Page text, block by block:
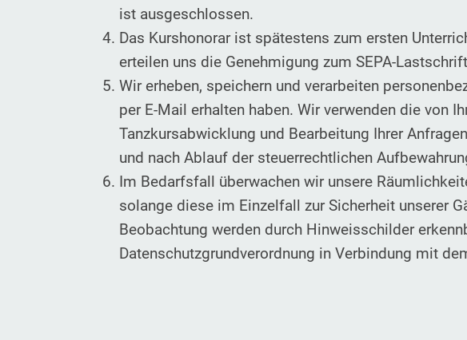
ist ausgeschlossen.
Das Kurshonorar ist spätestens zum ersten
erteilen uns die Genehmigung zum SEPA-
Wir erheben, speichern und verarbeiten
per E-Mail erhalten haben. Wir verwenden die von
Tanzkursabwicklung und Bearbeitung Ihrer
und nach Ablauf der steuerrechtlichen
Im Bedarfsfall überwachen wir unsere
solange diese im Einzelfall zur Sicherheit unserer
Beobachtung werden durch Hinweisschilder
Datenschutzgrundverordnung in Verbindung mit